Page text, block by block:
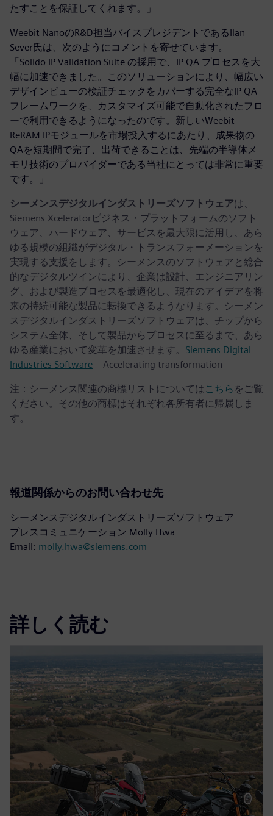
たすことを保証してくれます。」
Weebit NanoのR&D担当バイスプレジデントであるIlan
Sever氏は、次のようにコメントを寄せています。
「Solido IP Validation Suite の採用で、IP QA プロセスを大
幅に加速できました。このソリューションにより、幅広い
デザインビューの検証チェックをカバーする完全なIP QA
フレームワークを、カスタマイズ可能で自動化されたフロ
ーで利用できるようになったのです。新しいWeebit
ReRAM IPモジュールを市場投入するにあたり、成果物の
QAを短期間で完了、出荷できることは、先端の半導体メ
モリ技術のプロバイダーである当社にとっては非常に重要
です。」
シーメンスデジタルインダストリーズソフトウェアは、
Siemens Xceleratorビジネス・プラットフォームのソフト
ウェア、ハードウェア、サービスを最大限に活用し、あら
ゆる規模の組織がデジタル・トランスフォーメーションを
実現する支援をします。シーメンスのソフトウェアと総合
的なデジタルツインにより、企業は設計、エンジニアリン
グ、および製造プロセスを最適化し、現在のアイデアを将
来の持続可能な製品に転換できるようなります。シーメン
スデジタルインダストリーズソフトウェアは、チップから
システム全体、そして製品からプロセスに至るまで、あら
ゆる産業において変革を加速させます。 Siemens Digital
Industries Software – Accelerating transformation
注：シーメンス関連の商標リストについては こちら をご覧
ください。その他の商標はそれぞれ各所有者に帰属しま
す。
報道関係からのお問い合わせ先
シーメンスデジタルインダストリーズソフトウェア
プレスコミュニケーション Molly Hwa
Email: molly.hwa@siemens.com
詳しく読む